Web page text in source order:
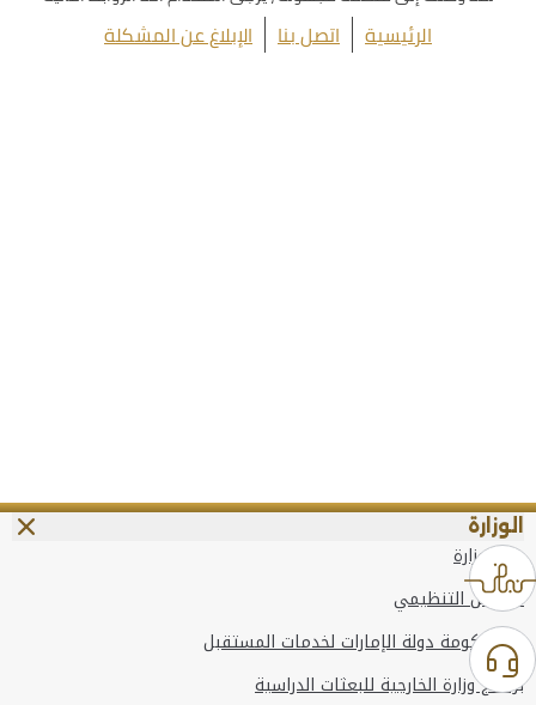
الرئيسية اتصل بنا الإبلاغ عن المشكلة
الوزارة
عن الوزارة
الهيكل التنظيمي
وعد حكومة دولة الإمارات لخدمات المستقبل
برنامج وزارة الخارجية للبعثات الدراسية